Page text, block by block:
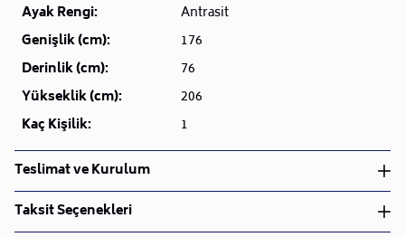
Ayak Rengi:
Antrasit
Genişlik (cm):
176
Derinlik (cm):
76
Yükseklik (cm):
206
Kaç Kişilik:
1
Teslimat ve Kurulum
Teslimat ve Kurulum
• Siparişlerinizi aldıktan sonra en kısa sürede işleme
Taksit Seçenekleri